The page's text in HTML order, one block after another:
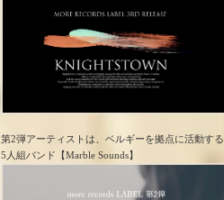
第2弾アーティストは、ベルギーを拠点に活動する
5人組バンド【Marble Sounds】